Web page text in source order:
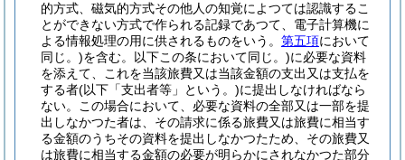
的方式、磁気的方式その他人の知覚によつては認識するこ
とができない方式で作られる記録であつて、電子計算機に
よる情報処理の用に供されるものをいう。 第五項において
同じ。)を含む。以下この条において同じ。)に必要な資料
を添えて、これを当該旅費又は当該金額の支出又は支払を
する者(以下「支出者等」という。)に提出しなければなら
ない。
この場合において、必要な資料の全部又は一部を提
出しなかつた者は、その請求に係る旅費又は旅費に相当す
る金額のうちその資料を提出しなかつたため、その旅費又
は旅費に相当する金額の必要が明らかにされなかつた部分